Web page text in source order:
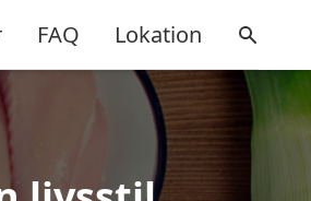
FAQ Lokation